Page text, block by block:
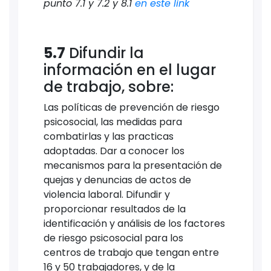
punto 7.1 y 7.2 y 8.1 en este link
5.7 Difundir la
información en el lugar
de trabajo, sobre:
Las políticas de prevención de riesgo
psicosocial, las medidas para
combatirlas y las practicas
adoptadas. Dar a conocer los
mecanismos para la presentación de
quejas y denuncias de actos de
violencia laboral. Difundir y
proporcionar resultados de la
identificación y análisis de los factores
de riesgo psicosocial para los
centros de trabajo que tengan entre
16 y 50 trabajadores, y de la